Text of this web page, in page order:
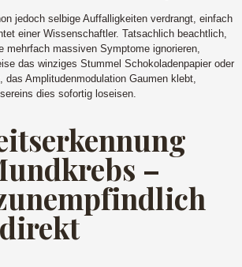
jedoch selbige Auffalligkeiten verdrangt, einfach
einer Wissenschaftler. Tatsachlich beachtlich,
mehrfach massiven Symptome ignorieren,
das winziges Stummel Schokoladenpapier oder
das Amplitudenmodulation Gaumen klebt,
dies sofortig loseisen.
–